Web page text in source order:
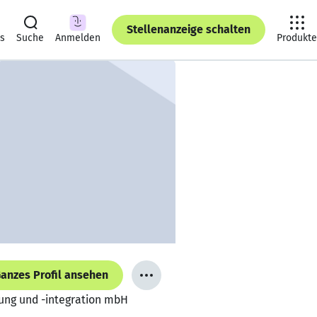
Suche Anmelden
Stellenanzeige schalten
Produkte
Profil ansehen
und -integration mbH